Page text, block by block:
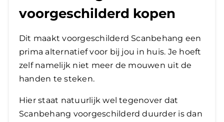
voorgeschilderd kopen
Dit maakt voorgeschilderd Scanbehang een
prima alternatief voor bij jou in huis. Je hoeft
zelf namelijk niet meer de mouwen uit de
handen te steken.
Hier staat natuurlijk wel tegenover dat
Scanbehang voorgeschilderd duurder is dan